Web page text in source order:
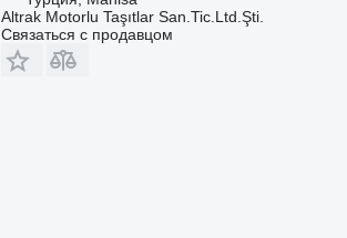
Altrak Motorlu Taşıtlar San.Tic.Ltd.Şti.
Связаться с продавцом